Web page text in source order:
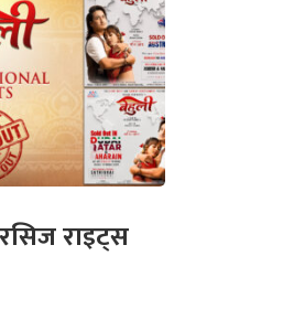
राइट्स